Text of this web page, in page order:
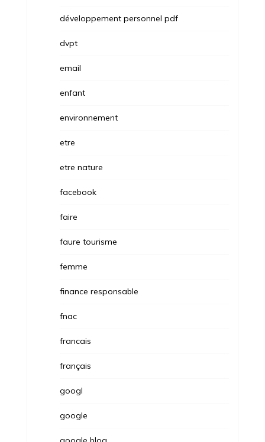
développement personnel pdf
dvpt
email
enfant
environnement
etre
etre nature
facebook
faire
faure tourisme
femme
finance responsable
fnac
francais
français
googl
google